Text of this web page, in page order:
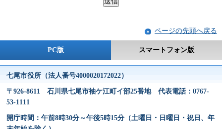
ページの先頭へ戻る
PC版 スマートフォン版
七尾市役所（法人番号4000020172022）
〒926-8611 石川県七尾市袖ケ江町イ部25番地 代表電話：0767-
53-1111
開庁時間：午前8時30分～午後5時15分（土曜日・日曜日・祝日、年